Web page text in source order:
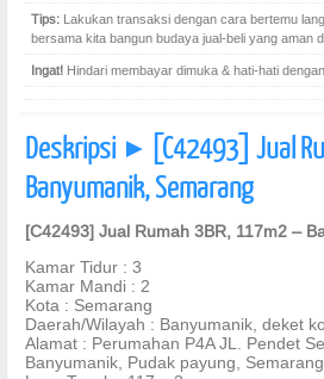
Tips: Lakukan transaksi dengan cara bertemu
bersama kita bangun budaya jual-beli yang aman
Ingat! Hindari membayar dimuka & hati-hati
Deskripsi ] [C42493] Jual
Banyumanik, Semarang
[C42493] Jual Rumah 3BR, 117m2 –
Kamar Tidur : 3
Kamar Mandi : 2
Kota : Semarang
Daerah/Wilayah : Banyumanik, deket
Alamat : Perumahan P4A JL. Pendet
Banyumanik, Pudak payung, Semarang